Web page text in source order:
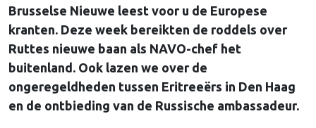
Brusselse Nieuwe leest voor u de Europese
kranten. Deze week bereikten de roddels over
Ruttes nieuwe baan als NAVO-chef het
buitenland. Ook lazen we over de
ongeregeldheden tussen Eritreeërs in Den Haag
en de ontbieding van de Russische ambassadeur.